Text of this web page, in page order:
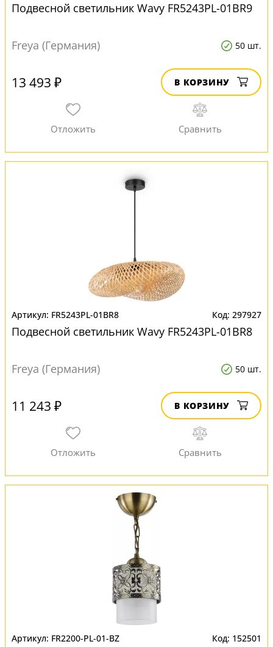
Подвесной светильник Wavy FR5243PL-01BR9
Freya (Германия) 50 шт.
13 493 ₽ В КОРЗИНУ
FR5243PL-01BR8 297927
Подвесной светильник Wavy FR5243PL-01BR8
Freya (Германия) 50 шт.
11 243 ₽ В КОРЗИНУ
FR2200-PL-01-BZ 152501